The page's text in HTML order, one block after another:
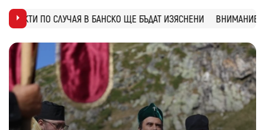
ЩЕ БЪДАТ ИЗЯСНЕНИ ВНИМАНИЕ: ТУНЕЛ “БЛАТИНО“ НА АМ